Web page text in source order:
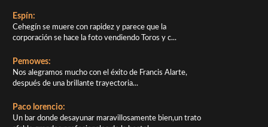
Espín:
Cehegín se muere con rapidez y parece que la
corporación se hace la foto vendiendo Toros y c...
Pemowes:
Nos alegramos mucho con el éxito de Francis Alarte,
después de una brillante trayectoria...
Paco lorencio:
Un bar donde desayunar maravillosamente bien,un trato